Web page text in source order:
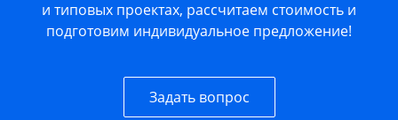
и типовых проектах, рассчитаем стоимость и
подготовим индивидуальное предложение!
Задать вопрос